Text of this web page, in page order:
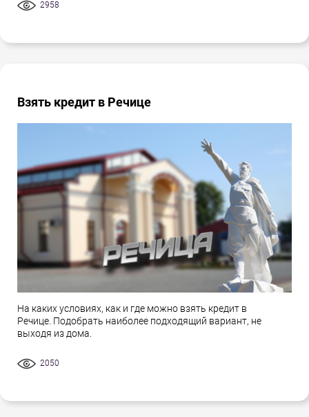
2958
Взять кредит в Речице
На каких условиях, как и где можно взять кредит в
Речице. Подобрать наиболее подходящий вариант, не
выходя из дома.
2050